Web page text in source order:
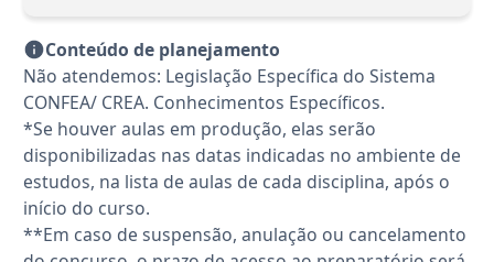
Conteúdo de planejamento
Não atendemos: Legislação Específica do Sistema
CONFEA/ CREA. Conhecimentos Específicos.
*Se houver aulas em produção, elas serão
disponibilizadas nas datas indicadas no ambiente de
estudos, na lista de aulas de cada disciplina, após o
início do curso.
**Em caso de suspensão, anulação ou cancelamento